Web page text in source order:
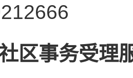
区事务受理